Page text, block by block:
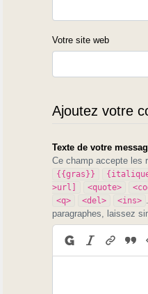
Votre site web
Ajoutez votre
Texte de votre
Ce champ accepte les
{{gras}}
>url]
<quote>
<q> <del> <ins>
paragraphes, laissez